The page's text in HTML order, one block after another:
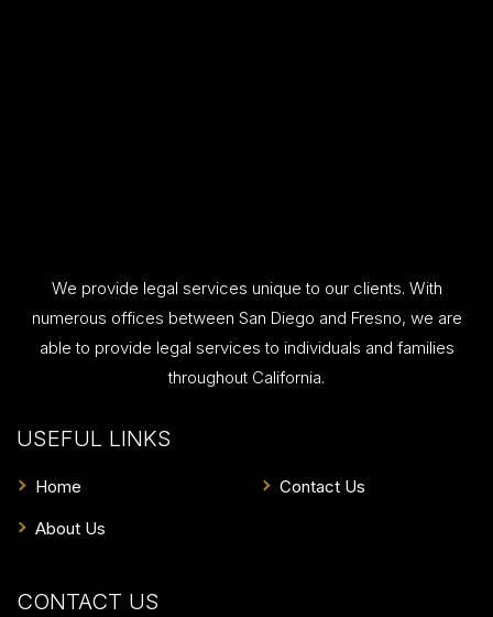
We provide legal services unique to our clients. With
numerous offices between San Diego and Fresno, we are
able to provide legal services to individuals and families
throughout California.
USEFUL LINKS
Home
About Us
Contact Us
CONTACT US